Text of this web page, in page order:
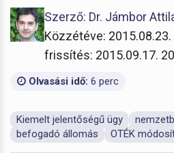
Szerző: Dr. Jámbor
Közzétéve:
frissítés: 2015.09.17.
Olvasási idő: 6 perc
Kiemelt jelentőségű ügy
befogadó állomás
OTÉK